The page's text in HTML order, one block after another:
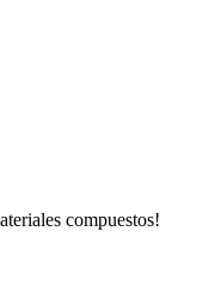
compuestos!